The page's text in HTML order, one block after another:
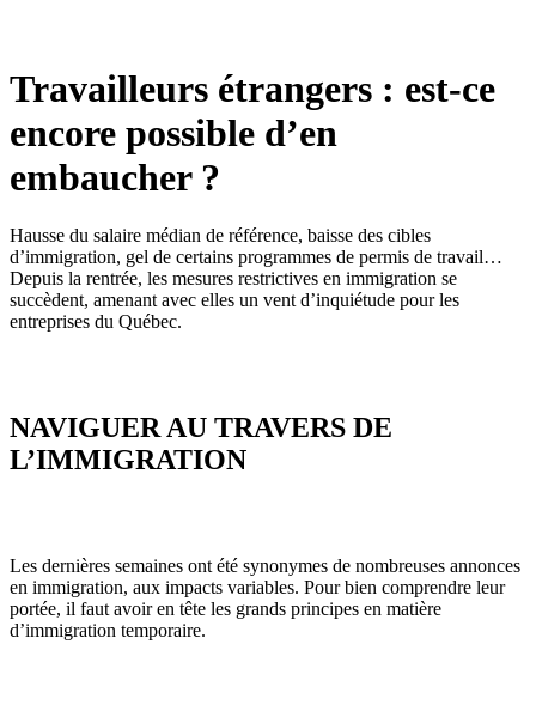
Travailleurs étrangers : est-ce
encore possible d’en
embaucher ?
Hausse du salaire médian de référence, baisse des cibles
d’immigration, gel de certains programmes de permis de travail…
Depuis la rentrée, les mesures restrictives en immigration se
succèdent, amenant avec elles un vent d’inquiétude pour les
entreprises du Québec.
NAVIGUER AU TRAVERS DE
L’IMMIGRATION
Les dernières semaines ont été synonymes de nombreuses annonces
en immigration, aux impacts variables. Pour bien comprendre leur
portée, il faut avoir en tête les grands principes en matière
d’immigration temporaire.